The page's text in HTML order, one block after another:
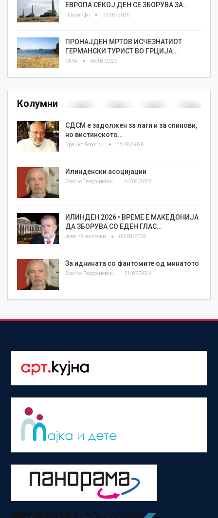
ЕВРОПА СЕКОЈ ДЕН СЕ ЗБОРУВА ЗА…
Плусинфо 06/08/2026
ПРОНАЈДЕН МРТОВ ИСЧЕЗНАТИОТ
ГЕРМАНСКИ ТУРИСТ ВО ГРЦИЈА…
МИА 06/08/2026
Колумни
СДСМ е задолжен за лаги и за спинови,
но вистинското…
Бранко Героски 06/08/2026
Илинденски асоцијации
Златко Теодосиевски 04/08/2026
ИЛИНДЕН 2026 • ВРЕМЕ Е МАКЕДОНИЈА
ДА ЗБОРУВА СО ЕДЕН ГЛАС…
Јове Кекеновски 03/08/2026
За иднината со фантомите од минатото
Златко Теодосиевски 31/07/2026